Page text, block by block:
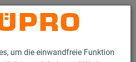
um die einwandfreie Funktion
Kontakt